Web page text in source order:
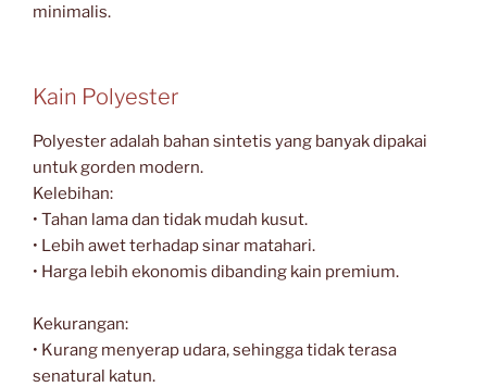
minimalis.
Kain Polyester
Polyester adalah bahan sintetis yang banyak dipakai
untuk gorden modern.
Kelebihan:
• Tahan lama dan tidak mudah kusut.
• Lebih awet terhadap sinar matahari.
• Harga lebih ekonomis dibanding kain premium.
Kekurangan:
• Kurang menyerap udara, sehingga tidak terasa
senatural katun.